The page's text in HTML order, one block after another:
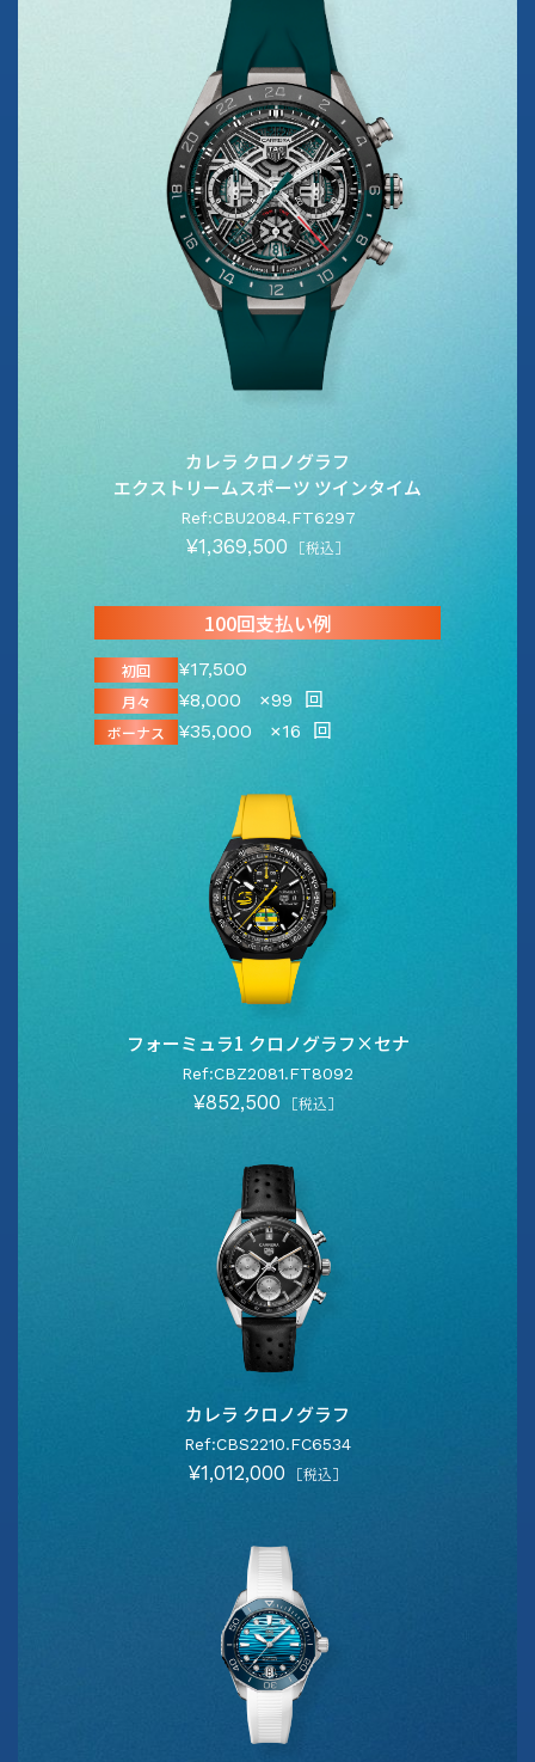
カレラ クロノグラフ
エクストリームスポーツ ツインタイム
Ref:CBU2084.FT6297
¥1,369,500 ［税込］
100回支払い例
初回 ¥17,500
月々 ¥8,000 ×99 回
ボーナス ¥35,000 ×16 回
フォーミュラ1 クロノグラフ×セナ
Ref:CBZ2081.FT8092
¥852,500 ［税込］
カレラ クロノグラフ
Ref:CBS2210.FC6534
¥1,012,000 ［税込］